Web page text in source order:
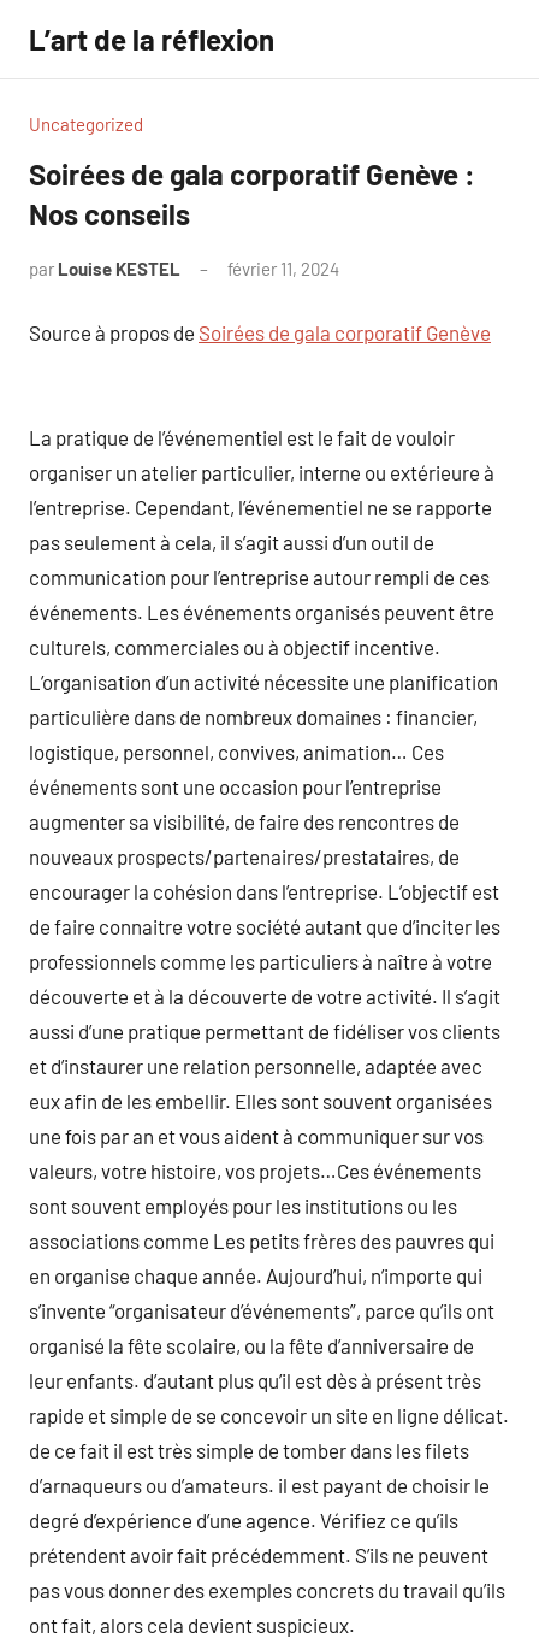
contenu
L’art de la réflexion
Uncategorized
Soirées de gala corporatif Genève :
Nos conseils
par Louise KESTEL février 11, 2024
Source à propos de Soirées de gala corporatif Genève
La pratique de l’événementiel est le fait de vouloir
organiser un atelier particulier, interne ou extérieure à
l’entreprise. Cependant, l’événementiel ne se rapporte
pas seulement à cela, il s’agit aussi d’un outil de
communication pour l’entreprise autour rempli de ces
événements. Les événements organisés peuvent être
culturels, commerciales ou à objectif incentive.
L’organisation d’un activité nécessite une planification
particulière dans de nombreux domaines : financier,
logistique, personnel, convives, animation… Ces
événements sont une occasion pour l’entreprise
augmenter sa visibilité, de faire des rencontres de
nouveaux prospects/partenaires/prestataires, de
encourager la cohésion dans l’entreprise. L’objectif est
de faire connaitre votre société autant que d’inciter les
professionnels comme les particuliers à naître à votre
découverte et à la découverte de votre activité. Il s’agit
aussi d’une pratique permettant de fidéliser vos clients
et d’instaurer une relation personnelle, adaptée avec
eux afin de les embellir. Elles sont souvent organisées
une fois par an et vous aident à communiquer sur vos
valeurs, votre histoire, vos projets…Ces événements
sont souvent employés pour les institutions ou les
associations comme Les petits frères des pauvres qui
en organise chaque année. Aujourd’hui, n’importe qui
s’invente “organisateur d’événements”, parce qu’ils ont
organisé la fête scolaire, ou la fête d’anniversaire de
leur enfants. d’autant plus qu’il est dès à présent très
rapide et simple de se concevoir un site en ligne délicat.
de ce fait il est très simple de tomber dans les filets
d’arnaqueurs ou d’amateurs. il est payant de choisir le
degré d’expérience d’une agence. Vérifiez ce qu’ils
prétendent avoir fait précédemment. S’ils ne peuvent
pas vous donner des exemples concrets du travail qu’ils
ont fait, alors cela devient suspicieux.